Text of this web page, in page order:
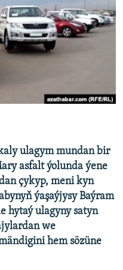
ulagym mundan bir
asfalt ýolunda ýene
çykyp, meni kyn
ýaşaýjysy Baýram
hytaý ulagyny satyn
we
hem sözüne